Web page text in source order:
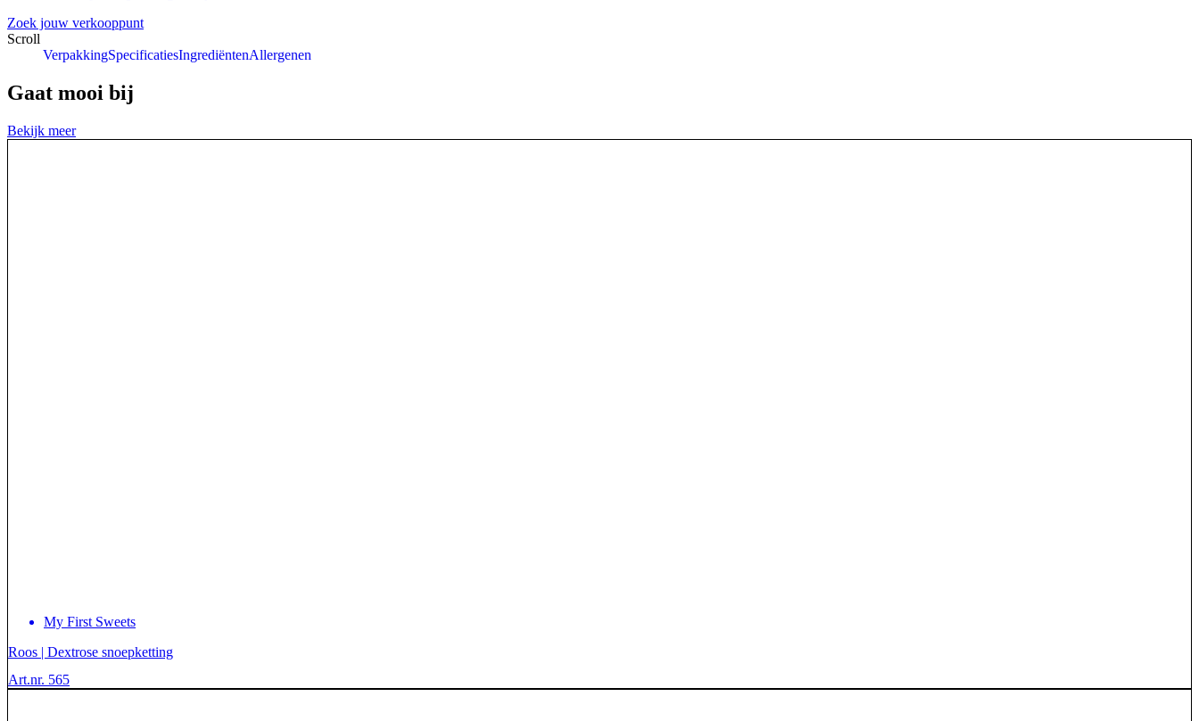
Zoek jouw verkooppunt
Scroll
VerpakkingSpecificatiesIngrediëntenAllergenen
Gaat mooi bij
Bekijk meer
My First Sweets
Roos | Dextrose snoepketting
Art.nr. 565